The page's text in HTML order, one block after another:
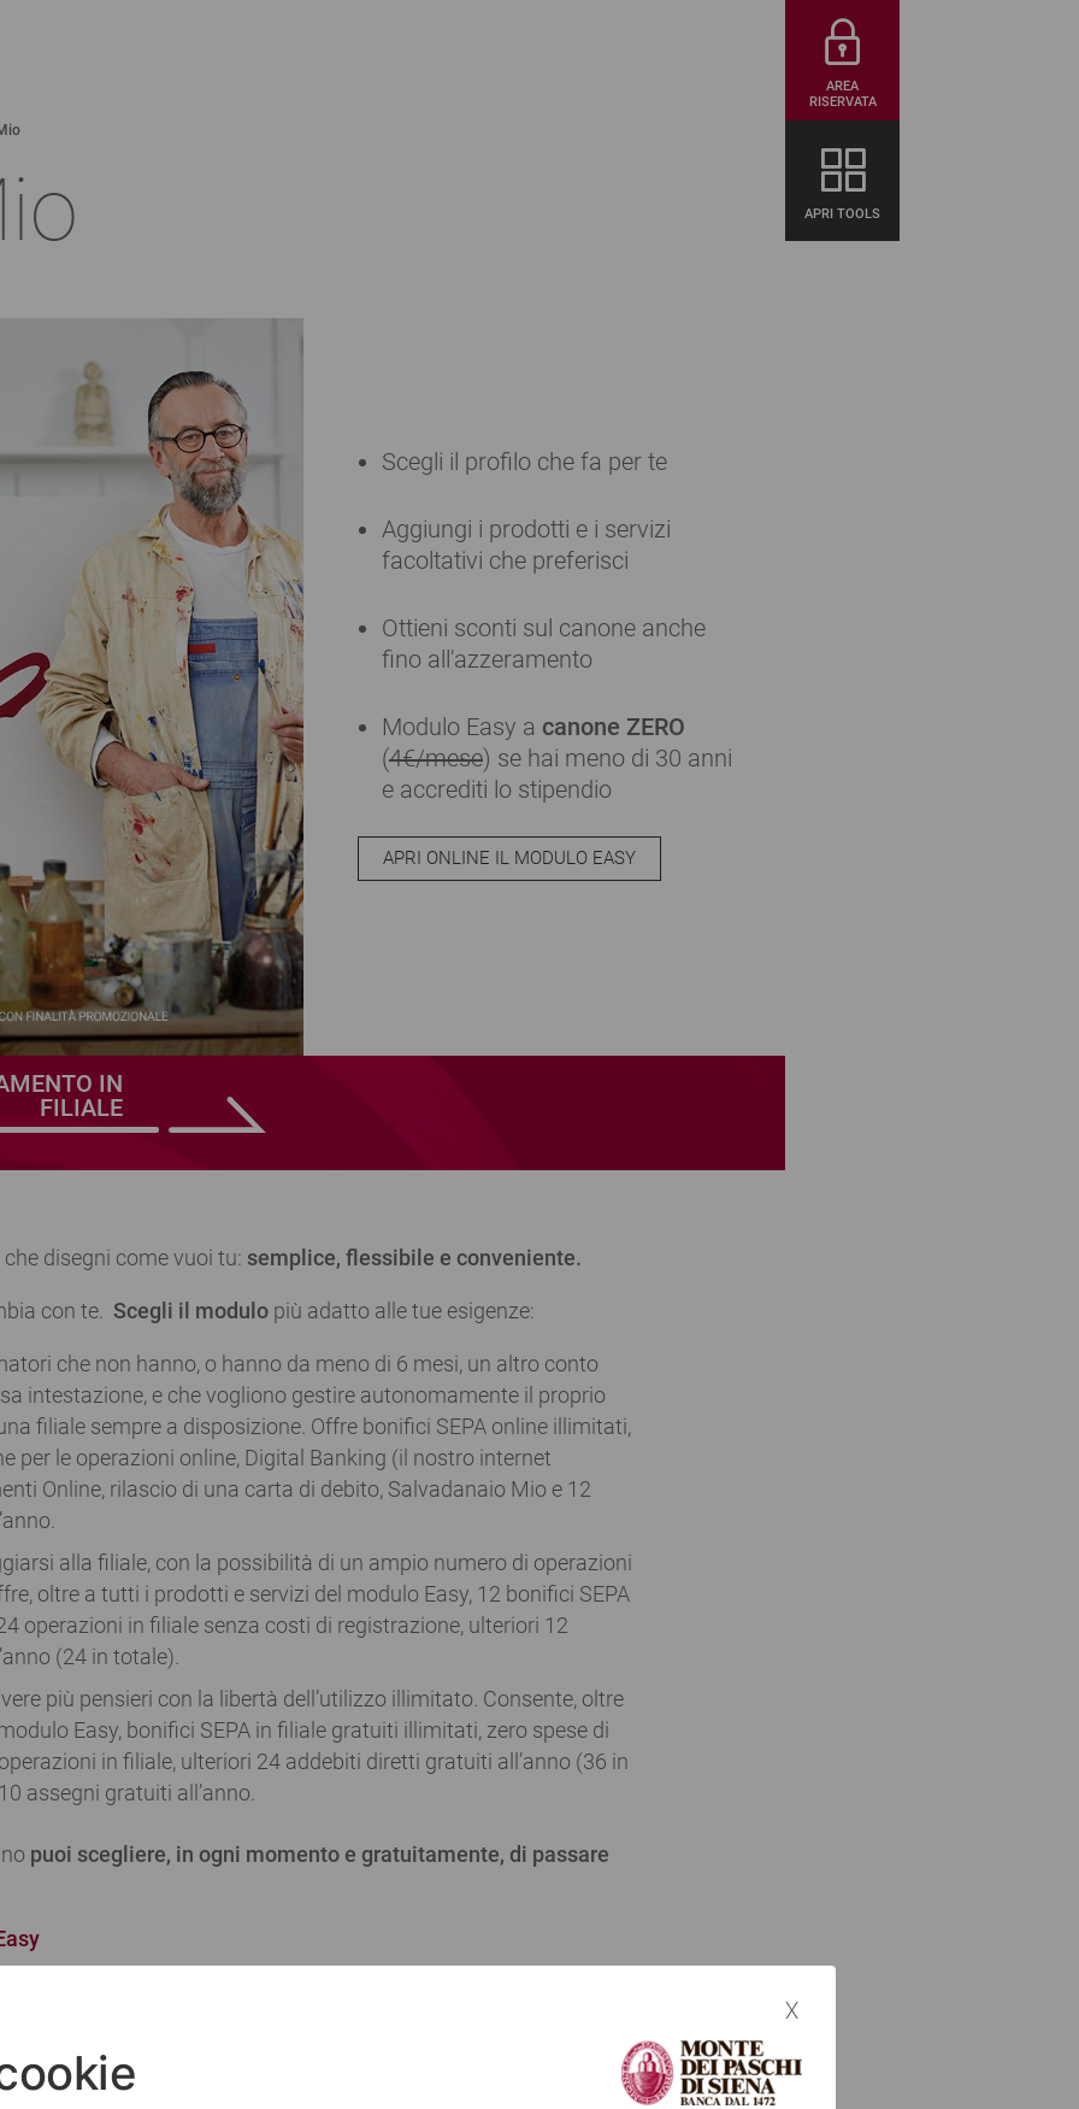
AREA
RISERVATA
APRI TOOLS
Scegli il profilo che fa per te
Aggiungi i prodotti e i servizi
facoltativi che preferisci
Ottieni sconti sul canone anche
fino all'azzeramento
Modulo Easy a canone ZERO
(4€/mese) se hai meno di 30 anni
e accrediti lo stipendio
APRI ONLINE IL MODULO EASY
IN
FILIALE
disegni come vuoi tu: semplice, flessibile e conveniente.
con te. Scegli il modulo più adatto alle tue esigenze:
che non hanno, o hanno da meno di 6 mesi, un altro conto
intestazione, e che vogliono gestire autonomamente il proprio
filiale sempre a disposizione. Offre bonifici SEPA online illimitati,
per le operazioni online, Digital Banking (il nostro internet
Online, rilascio di una carta di debito, Salvadanaio Mio e 12
alla filiale, con la possibilità di un ampio numero di operazioni
oltre a tutti i prodotti e servizi del modulo Easy, 12 bonifici SEPA
operazioni in filiale senza costi di registrazione, ulteriori 12
(24 in totale).
più pensieri con la libertà dell’utilizzo illimitato. Consente, oltre
Easy, bonifici SEPA in filiale gratuiti illimitati, zero spese di
in filiale, ulteriori 24 addebiti diretti gratuiti all’anno (36 in
assegni gratuiti all’anno.
puoi scegliere, in ogni momento e gratuitamente, di passare
x